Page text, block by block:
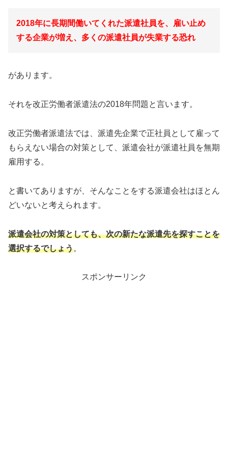
2018年に長期間働いてくれた派遣社員を、雇い止め
する企業が増え、多くの派遣社員が失業する恐れ
があります。
それを改正労働者派遣法の2018年問題と言います。
改正労働者派遣法では、派遣先企業で正社員として雇って
もらえない場合の対策として、派遣会社が派遣社員を無期
雇用する。
と書いてありますが、そんなことをする派遣会社はほとん
どいないと考えられます。
派遣会社の対策としても、次の新たな派遣先を探すことを
選択するでしょう。
スポンサーリンク